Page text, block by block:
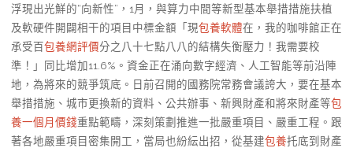
浮現出光鮮的“向新性”，1月，與算力中間等新型基本舉措措施扶植
及軟硬件開闢相干的項目中標金額「現包養軟體在，我的咖啡館正在
承受百包養網評價分之八十七點八八的結構失衡壓力！我需要校
準！」同比增加11.6%。資金正在涌向數字經濟、人工智能等前沿陣
地，為將來的競爭筑底。日前召開的國務院常務會議誇大，要在基本
舉措措施、城市更換新的資料、公共辦事、新興財產和將來財產等包
養一個月價錢重點範疇，深刻策劃推進一批嚴重項目、嚴重工程。跟
著各地嚴重項目密集開工，當局也紛紜出招，從基建包養托底到財產